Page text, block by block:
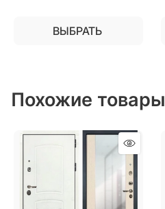
ВЫБРАТЬ
Похожие товары